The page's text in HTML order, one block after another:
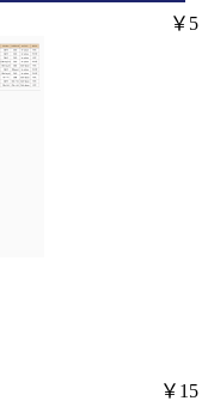
￥5
￥15